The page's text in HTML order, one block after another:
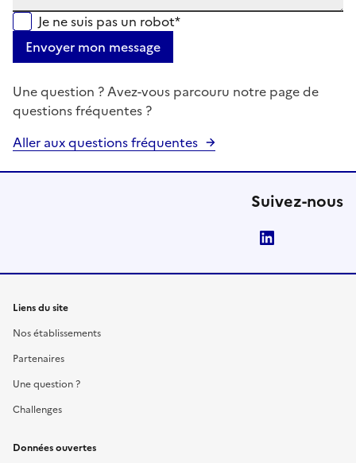
Je ne suis pas un robot*
Envoyer mon message
Une question ? Avez-vous parcouru notre page de
questions fréquentes ?
Aller aux questions fréquentes
Suivez-nous
Liens du site
Nos établissements
Partenaires
Une question ?
Challenges
Données ouvertes